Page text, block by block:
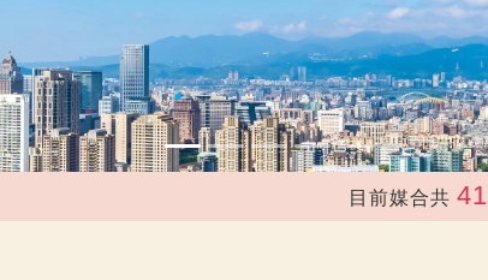
目前媒合共 41,226